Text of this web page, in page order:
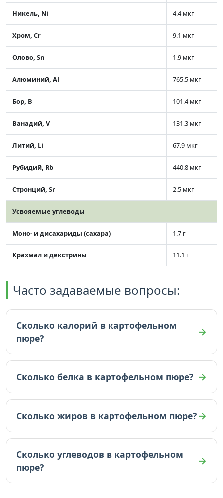
Никель, Ni 4.4 мкг
Хром, Cr 9.1 мкг
Олово, Sn 1.9 мкг
Алюминий, Al 765.5 мкг
Бор, B 101.4 мкг
Ванадий, V 131.3 мкг
Литий, Li 67.9 мкг
Рубидий, Rb 440.8 мкг
Стронций, Sr 2.5 мкг
Усвояемые углеводы
Моно- и дисахариды (сахара) 1.7 г
Крахмал и декстрины 11.1 г
Часто задаваемые вопросы:
Сколько калорий в картофельном
пюре?
В картофельном пюре 112 ккал (на 100г).
Сколько белка в картофельном пюре?
В картофельном пюре 2.7 граммов белка (на
100г).
Сколько жиров в картофельном пюре?
В картофельном пюре 5.9 граммов жиров (на
100г).
Сколько углеводов в картофельном
пюре?